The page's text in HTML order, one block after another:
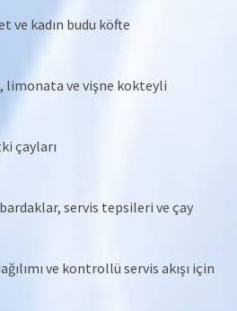
ve kadın budu köfte
limonata ve vişne kokteyli
çayları
servis tepsileri ve çay
ve kontrollü servis akışı için